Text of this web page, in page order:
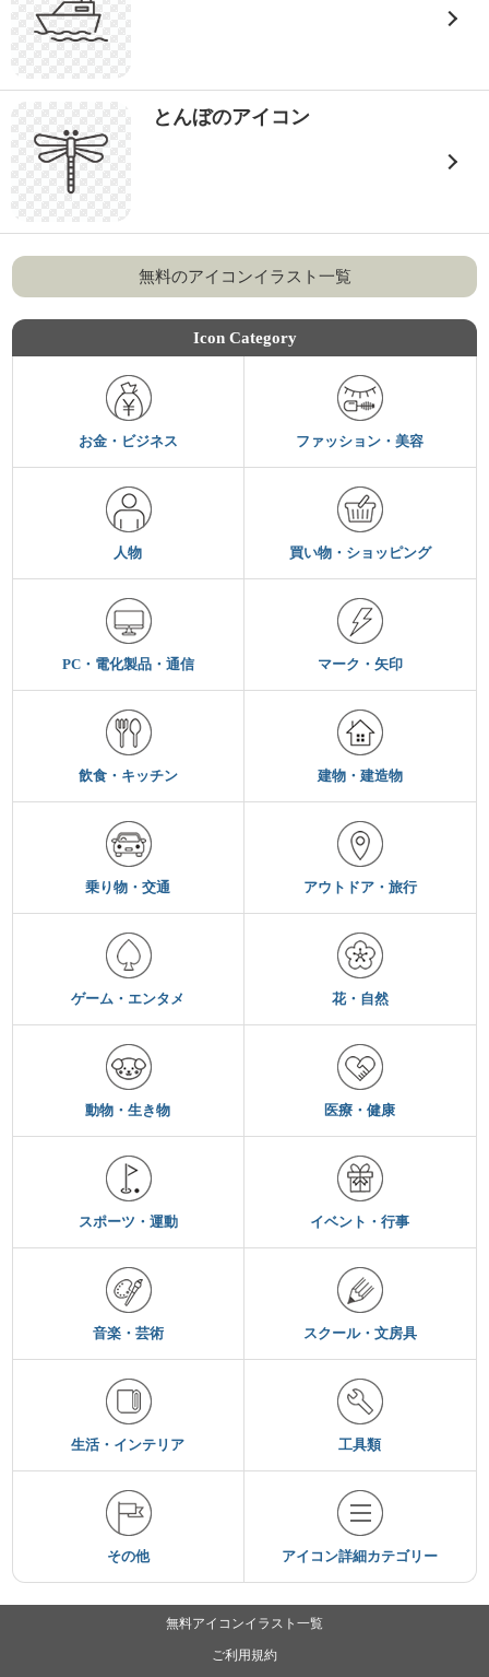
とんぼのアイコン
無料のアイコンイラスト一覧
Icon Category
お金・ビジネス ファッション・美容
人物 買い物・ショッピング
PC・電化製品・通信 マーク・矢印
飲食・キッチン 建物・建造物
乗り物・交通 アウトドア・旅行
ゲーム・エンタメ 花・自然
動物・生き物 医療・健康
スポーツ・運動 イベント・行事
音楽・芸術 スクール・文房具
生活・インテリア 工具類
その他 アイコン詳細カテゴリー
無料アイコンイラスト一覧
ご利用規約